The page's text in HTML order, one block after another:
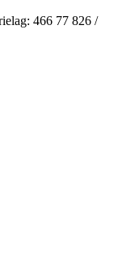
466 77 826 /